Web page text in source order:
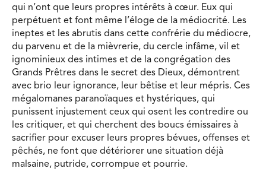
qui n’ont que leurs propres intérêts à cœur. Eux qui
perpétuent et font même l’éloge de la médiocrité. Les
ineptes et les abrutis dans cette confrérie du médiocre,
du parvenu et de la mièvrerie, du cercle infâme, vil et
ignominieux des intimes et de la congrégation des
Grands Prêtres dans le secret des Dieux, démontrent
avec brio leur ignorance, leur bêtise et leur mépris. Ces
mégalomanes paranoïaques et hystériques, qui
punissent injustement ceux qui osent les contredire ou
les critiquer, et qui cherchent des boucs émissaires à
sacrifier pour excuser leurs propres bévues, offenses et
pêchés, ne font que détériorer une situation déjà
malsaine, putride, corrompue et pourrie.